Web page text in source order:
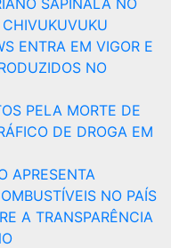
SAPINALA NO
CHIVUKUVUKU
ENTRA EM VIGOR E
NO
PELA MORTE DE
DE DROGA EM
APRESENTA
NO PAÍS
A TRANSPARÊNCIA